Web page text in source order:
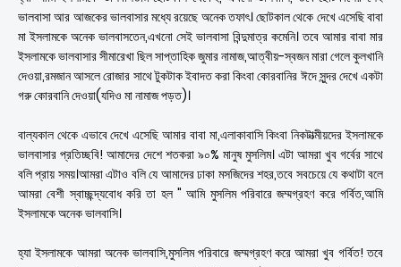
ভালবাসা আর আজকের ভালবাসার মধ্যে রয়েছে অনেক তফাৎ। ছোটকাল থেকে দেখে এসেছি বাবা
মা ইসলামকে অনেক ভালবাসতেন,এখনো সেই ভালবাসা বিন্দুমাত্র কমেনি। তবে আমার বাবা মার
ইসলামকে ভালবাসার সীমারেখা ছিল সাপ্তাহিক জুমার নামাজ,আত্বীয়-স্বজন মারা গেলে কুলখানি
দেওয়া,রমজান আসলে রোজার সাথে টুকটাক ইবাদত করা কিংবা কোরবানির ঈদে সুন্দর দেখে একটা
গরু কোরবানি দেওয়া(যদিও মা নামাজ পড়ত)।
বাল্যকাল থেকে এভাবে দেখে এসেছি আমার বাবা মা,এলাকাবাসি কিংবা নিকটাত্মীয়দের ইসলামকে
ভালবাসার প্রতিচ্ছবি! আমাদের দেশে শতকরা ৯০% মানুষ মুসলিম। এটা আমরা খুব গর্বের সাথে
বলি প্রায় সময়।আমরা এটাও বলি যে আমাদের ঢাকা মসজিদের শহর,তবে সবচেয়ে যে কথাটা বলে
আমরা বেশী স্বাচ্ছন্দ্যবোধ করি তা হল " আমি মুসলিম পরিবারে জম্মগ্রহণ করে গর্বিত,আমি
ইসলামকে অনেক ভালবাসি।
হ্যা ইসলামকে আমরা অনেক ভালবাসি,মুসলিম পরিবারে জম্মগ্রহণ করে আমরা খুব গর্বিত! তবে